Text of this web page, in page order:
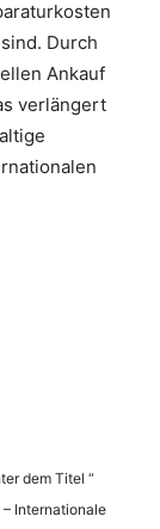
Durch
Ankauf
verlängert
dem Titel “
Internationale